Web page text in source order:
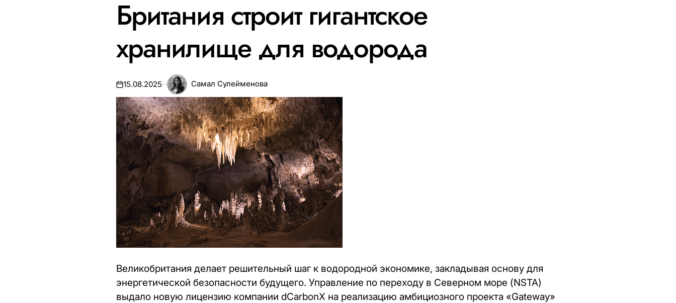
Британия строит гигантское
хранилище для водорода
15.08.2025 Самал Сулейменова
Великобритания делает решительный шаг к водородной экономике, закладывая основу для
энергетической безопасности будущего. Управление по переходу в Северном море (NSTA)
выдало новую лицензию компании dCarbonX на реализацию амбициозного проекта «Gateway»